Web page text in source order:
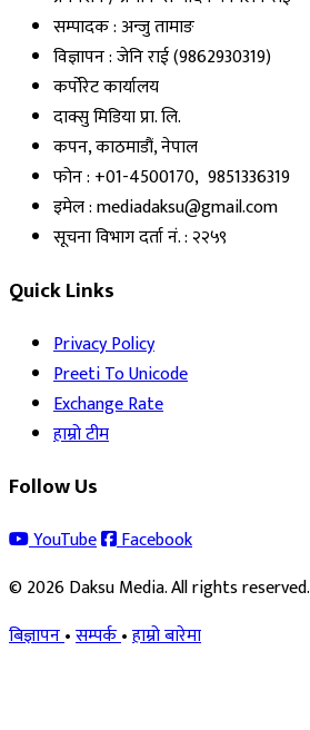
सम्पादक : अन्जु तामाङ
विज्ञापन : जेनि राई (9862930319)
कर्पोरेट कार्यालय
दाक्सु मिडिया प्रा. लि.
कपन, काठमाडौं, नेपाल
फोन : +01-4500170, 9851336319
इमेल : mediadaksu@gmail.com
सूचना विभाग दर्ता नं. : २२५९
Quick Links
Privacy Policy
Preeti To Unicode
Exchange Rate
हाम्रो टीम
Follow Us
YouTube
Facebook
© 2026 Daksu Media. All rights reserved.
बिज्ञापन•सम्पर्क•हाम्रो बारेमा